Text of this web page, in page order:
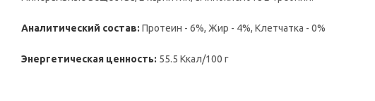
Аналитический состав: Протеин - 6%, Жир - 4%, Клетчатка - 0%
Энергетическая ценность: 55.5 Ккал/100 г